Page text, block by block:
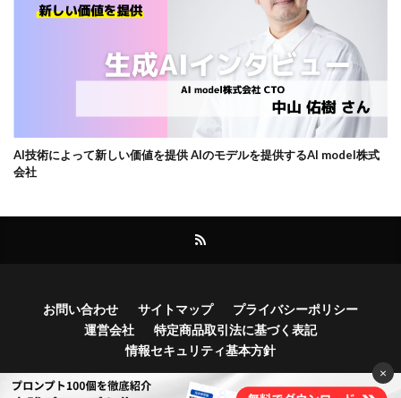
AI技術によって新しい価値を提供 AIのモデルを提供するAI model株式
会社
お問い合わせ サイトマップ
プライバシーポリシー
運営会社
特定商品取引法に基づく表記
情報セキュリティ基本方針
Copyright© Bocek, Inc.
×